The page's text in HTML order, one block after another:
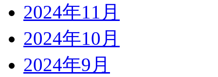
2024年11月
2024年10月
2024年9月